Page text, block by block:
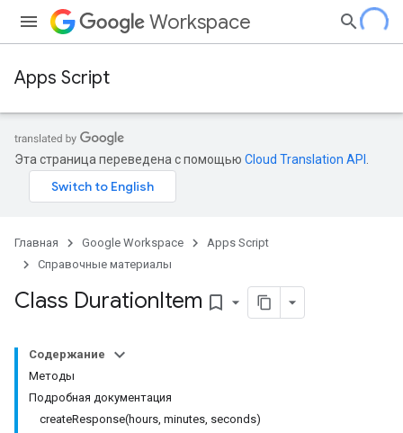
Workspace
Apps Script
Эта страница переведена с помощью Cloud Translation API
Главная Google Workspace
Apps Script
Справочные материалы
Class DurationItem bookmark_border
Содержание
Методы
Подробная документация
createResponse(hours, minutes, seconds)